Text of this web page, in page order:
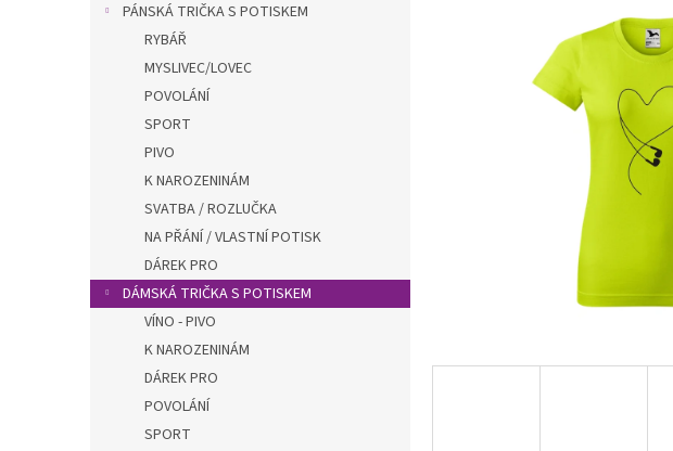
PÁNSKÁ TRIČKA S POTISKEM
RYBÁŘ
MYSLIVEC/LOVEC
POVOLÁNÍ
SPORT
PIVO
K NAROZENINÁM
SVATBA / ROZLUČKA
NA PŘÁNÍ / VLASTNÍ POTISK
DÁREK PRO
DÁMSKÁ TRIČKA S POTISKEM
VÍNO - PIVO
K NAROZENINÁM
DÁREK PRO
POVOLÁNÍ
SPORT